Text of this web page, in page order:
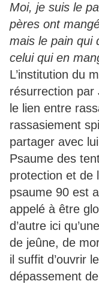
Moi, je suis le
pères ont
mais le pain qui
celui qui en
L’institution du
résurrection par
le lien entre
rassasiement
partager avec
Psaume des
protection et de
psaume 90 est
appelé à être
d’autre ici
de jeûne, de
il suffit d’ouvrir
dépassement